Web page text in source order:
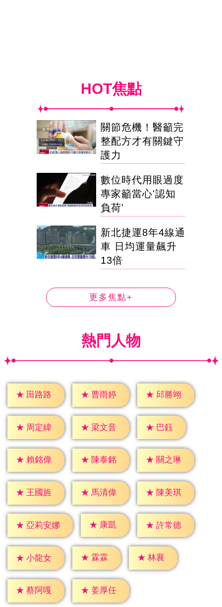
HOT焦點
關節危機！醫籲完
整配方才有關鍵守
護力
數位時代用眼過度
專家籲當心'認知
負荷'
新北捷運8年4線通
車 日均運量飆升
13倍
更多焦點+
熱門人物
★ 田路路 ★ 曹雨婷 ★ 邱勝翊
★ 周定緯 ★ 梁文音 ★ 巴鈺
★ 賴銘偉 ★ 陳泰銘 ★ 關之琳
★ 王國旌 ★ 馬清偉 ★ 陳美琪
★ 亞莉安娜 ★ 康凱 ★ 許常德
★ 小龍女 ★ 霖霖 ★ 林襄
★ 蔡阿嘎 ★ 姜厚任